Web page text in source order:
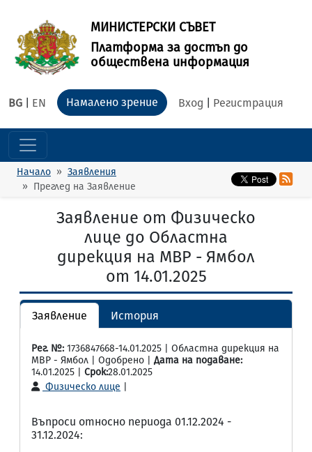
МИНИСТЕРСКИ СЪВЕТ
Платформа за достъп до
обществена информация
BG EN Вход Регистрация
Намалено зрение
Начало
Заявления
Преглед на Заявление
Заявление от Физическо
лице до Областна
дирекция на МВР - Ямбол
от 14.01.2025
Заявление История
Рег. №: 1736847668-14.01.2025 | Областна дирекция на
МВР - Ямбол | Одобрено | Дата на подаване:
14.01.2025 | Срок:28.01.2025
Физическо лице
Въпроси относно периода 01.12.2024 -
31.12.2024: